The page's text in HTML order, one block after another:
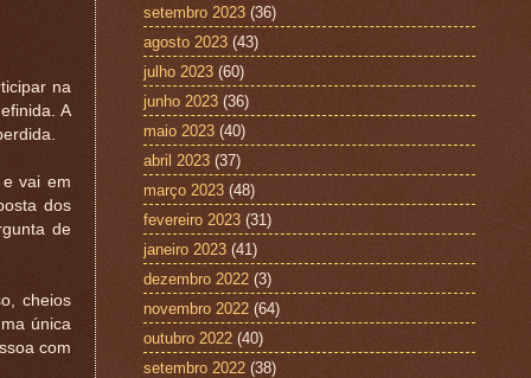
na
A
vai em
dos
de
cheios
única
com
setembro 2023 (36)
agosto 2023 (43)
julho 2023 (60)
junho 2023 (36)
maio 2023 (40)
abril 2023 (37)
março 2023 (48)
fevereiro 2023 (31)
janeiro 2023 (41)
dezembro 2022 (3)
novembro 2022 (64)
outubro 2022 (40)
setembro 2022 (38)